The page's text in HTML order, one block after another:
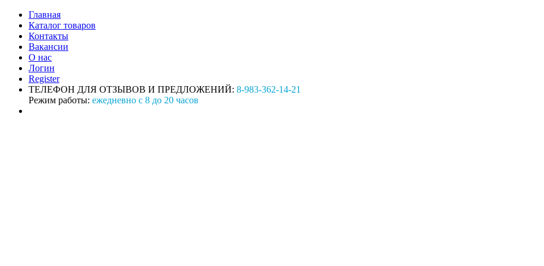
Главная
Каталог товаров
Контакты
Вакансии
О нас
Логин
Register
ТЕЛЕФОН ДЛЯ ОТЗЫВОВ И ПРЕДЛОЖЕНИЙ: 8-983-362-14-21
Режим работы: ежедневно с 8 до 20 часов